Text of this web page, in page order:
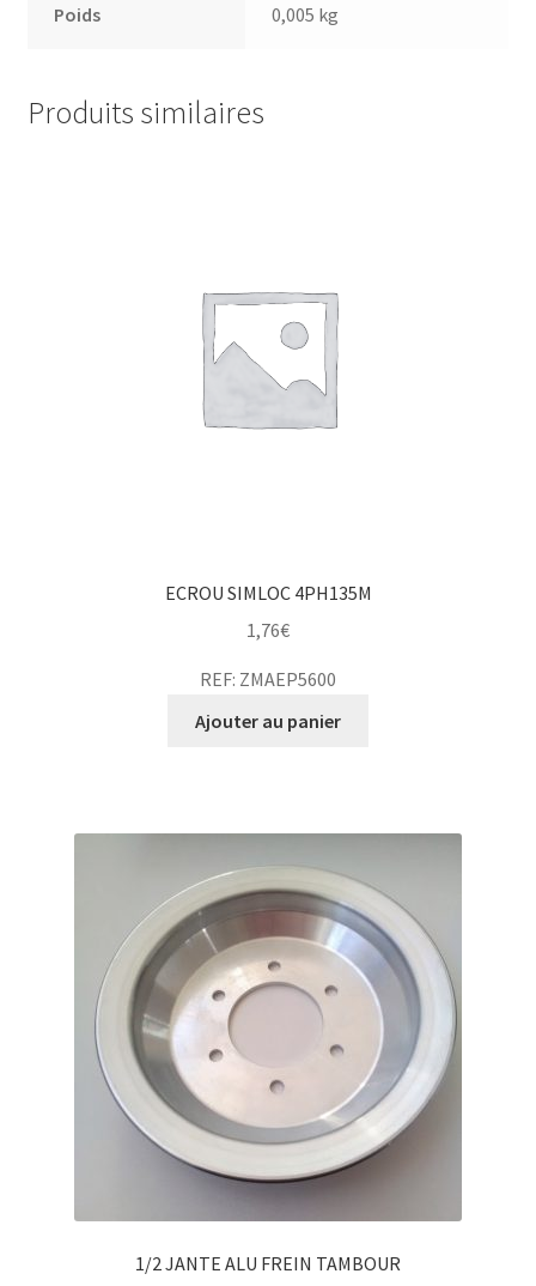
Poids 0,005 kg
Produits similaires
ECROU SIMLOC 4PH135M
1,76€
REF: ZMAEP5600
Ajouter au panier
1/2 JANTE ALU FREIN TAMBOUR